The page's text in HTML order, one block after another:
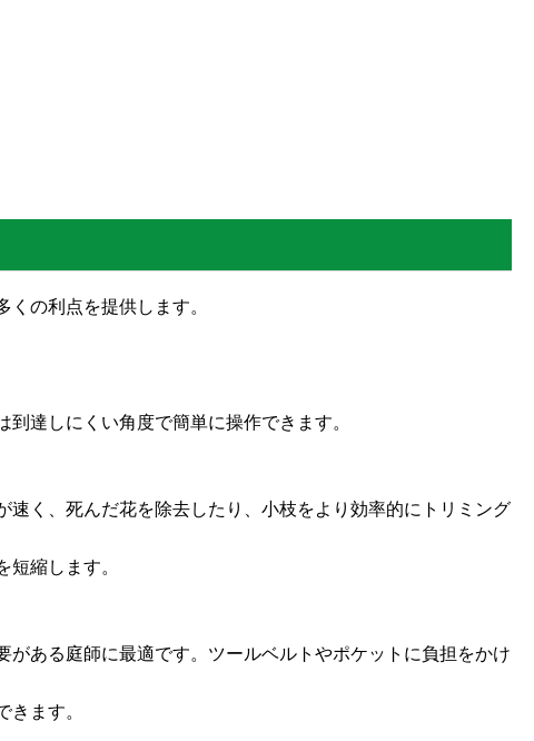
の利点を提供します。
達しにくい角度で簡単に操作できます。
く、死んだ花を除去したり、小枝をより効率的にトリミング
縮します。
ある庭師に最適です。ツールベルトやポケットに負担をかけ
ます。